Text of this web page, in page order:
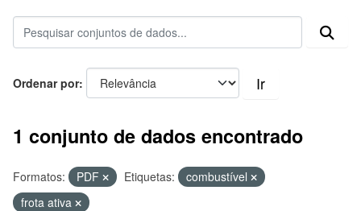
Ordenar por Ir
1 conjunto de dados encontrado
Formatos: PDF Etiquetas:
combustível
frota ativa